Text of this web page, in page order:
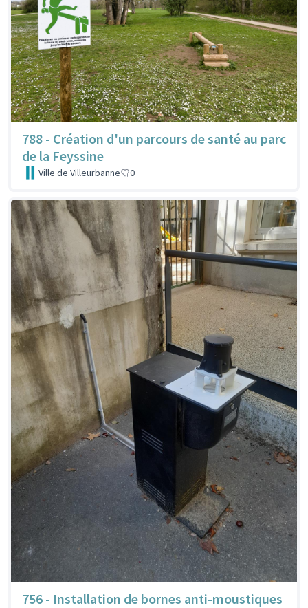
788 - Création d'un parcours de santé au parc
de la Feyssine
Ville de Villeurbanne 0
756 - Installation de bornes anti-moustiques